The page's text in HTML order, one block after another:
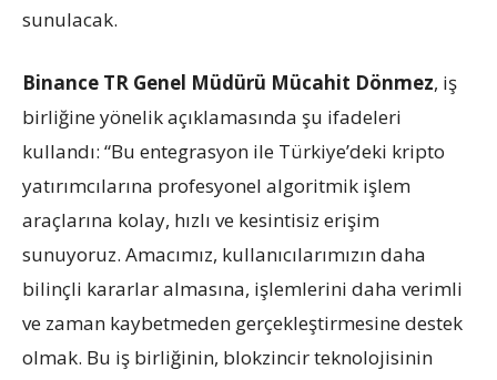
sunulacak.
Binance TR Genel Müdürü Mücahit Dönmez, iş
birliğine yönelik açıklamasında şu ifadeleri
kullandı: “Bu entegrasyon ile Türkiye’deki kripto
yatırımcılarına profesyonel algoritmik işlem
araçlarına kolay, hızlı ve kesintisiz erişim
sunuyoruz. Amacımız, kullanıcılarımızın daha
bilinçli kararlar almasına, işlemlerini daha verimli
ve zaman kaybetmeden gerçekleştirmesine destek
olmak. Bu iş birliğinin, blokzincir teknolojisinin